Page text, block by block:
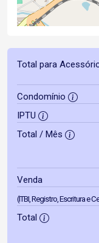
Total para
Condomínio
IPTU
Total / Mês
Venda
(ITBI, Registro, Escritura e
Total